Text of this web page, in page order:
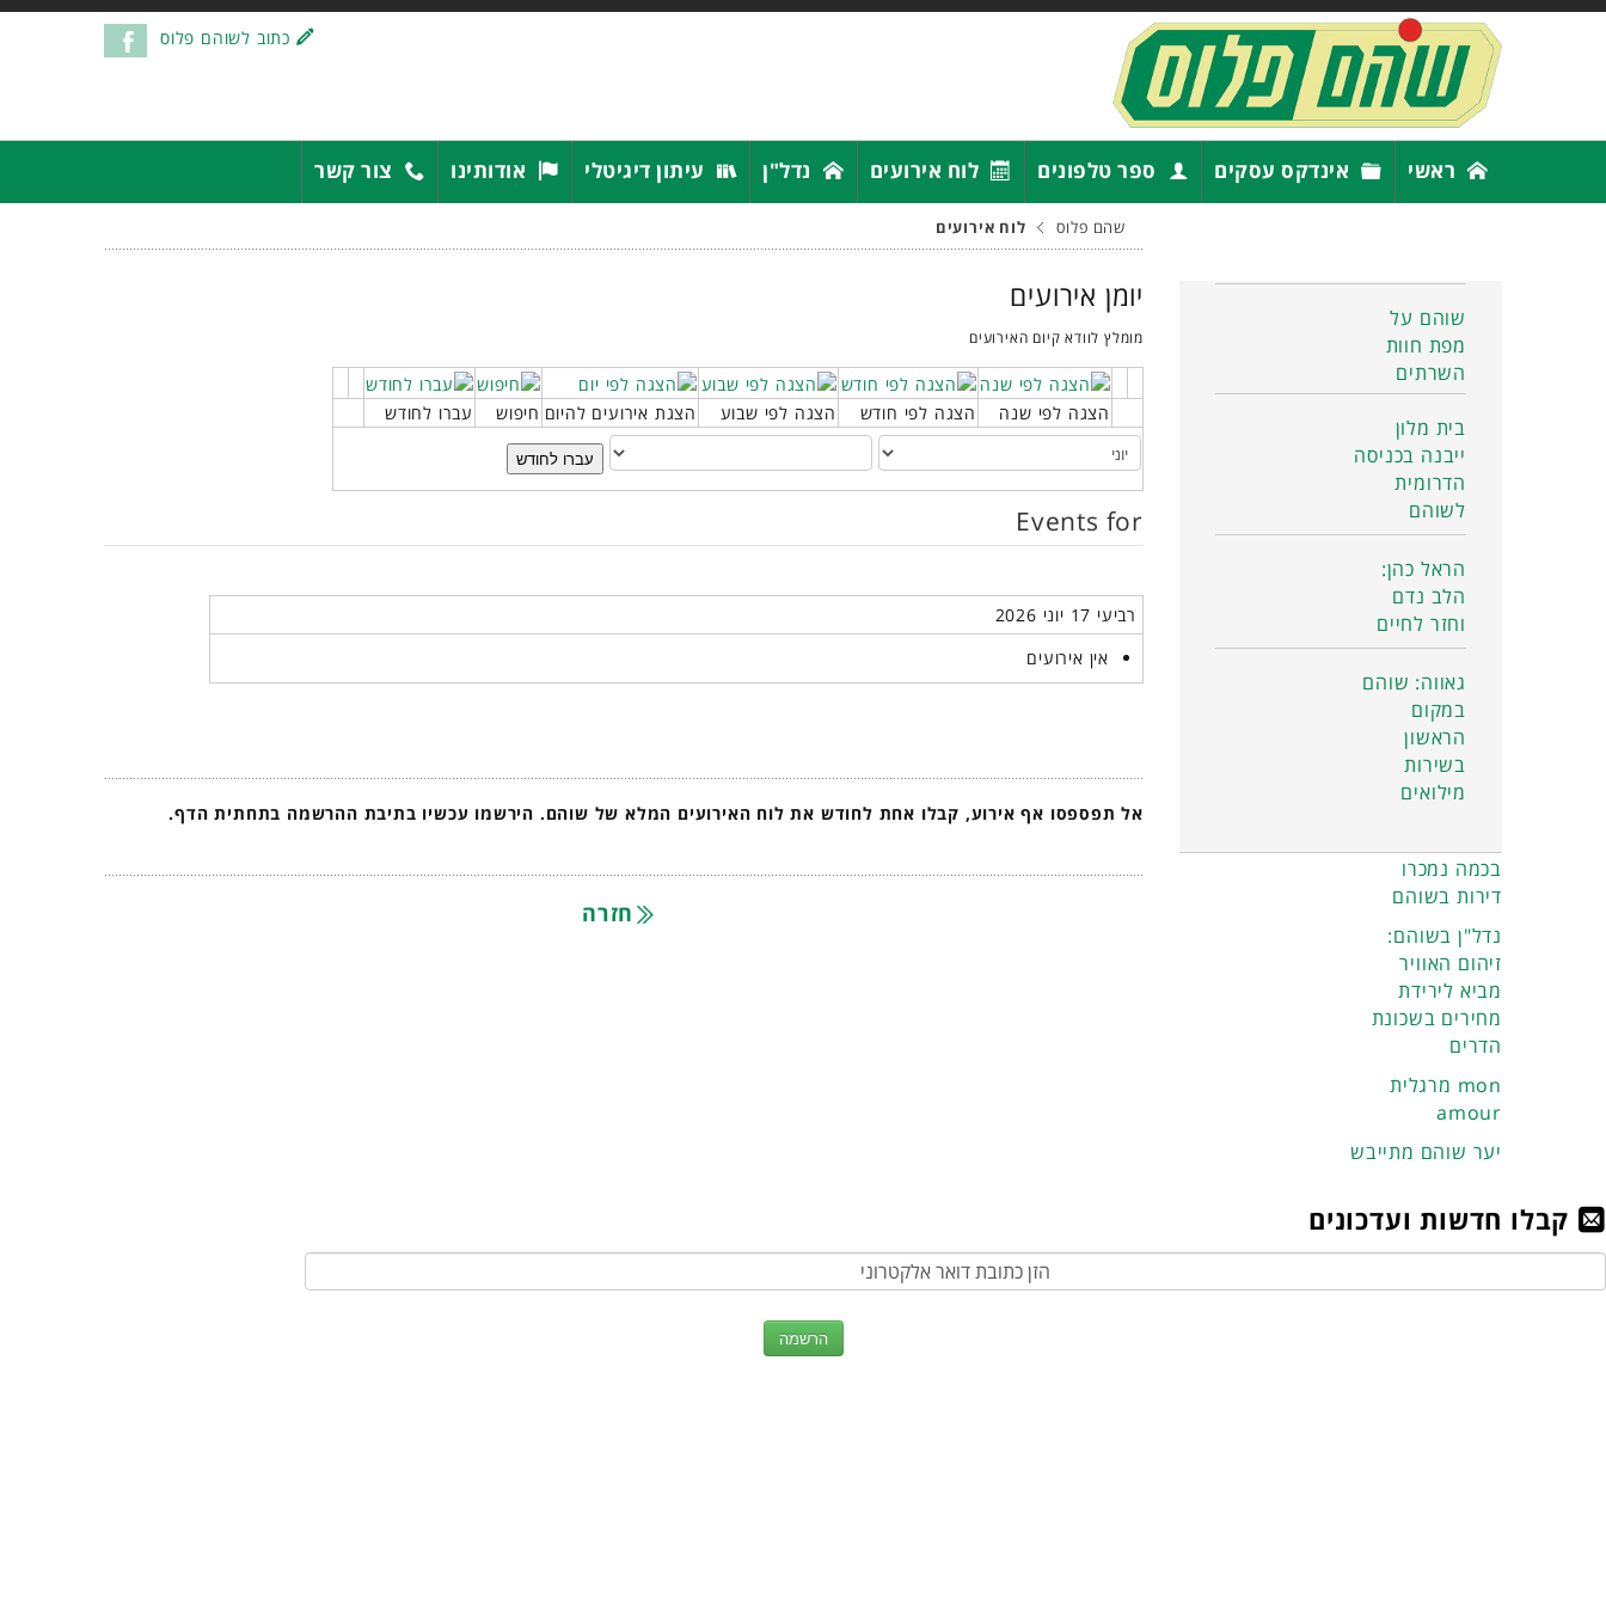
כתוב לשוהם פלוס
ראשי אינדקס עסקים ספר טלפונים לוח אירועים נדל"ן עיתון דיגיטלי אודותינו צור קשר
שהם פלוס לוח אירועים
יומן אירועים
מומלץ לוודא קיום האירועים
הצגה לפי שנה הצגה לפי חודש הצגה לפי שבוע הצגת אירועים להיום חיפוש
עברו לחודש
עברו לחודש
Events for
רביעי 17 יוני 2026
אין אירועים
אל תפספסו אף אירוע, קבלו אחת לחודש את לוח האירועים המלא של שוהם. הירשמו עכשיו בתיבת ההרשמה בתחתית הדף.
חזרה
שוהם על
מפת חוות
השרתים
בית מלון
ייבנה בכניסה
הדרומית
לשוהם
הראל כהן:
הלב נדם
וחזר לחיים
גאווה: שוהם
במקום
הראשון
בשירות
מילואים
בכמה נמכרו
דירות בשוהם
נדל"ן בשוהם:
זיהום האוויר
מביא לירידת
מחירים בשכונת
הדרים
מרגלית mon
amour
יער שוהם מתייבש
קבלו חדשות ועדכונים